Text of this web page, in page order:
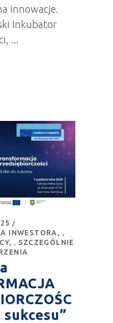
innowacje.
Inkubator
INWESTORA
SZCZEGÓLNIE